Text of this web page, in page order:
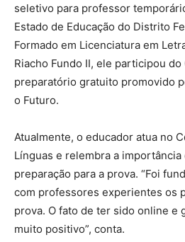
seletivo para professor
Estado de Educação do Distrito
Formado em Licenciatura em
Riacho Fundo II, ele participou
preparatório gratuito promovido
o Futuro.
Atualmente, o educador atua no
Línguas e relembra a
preparação para a prova. “Foi
com professores experientes os
prova. O fato de ter sido online e
muito positivo”, conta.